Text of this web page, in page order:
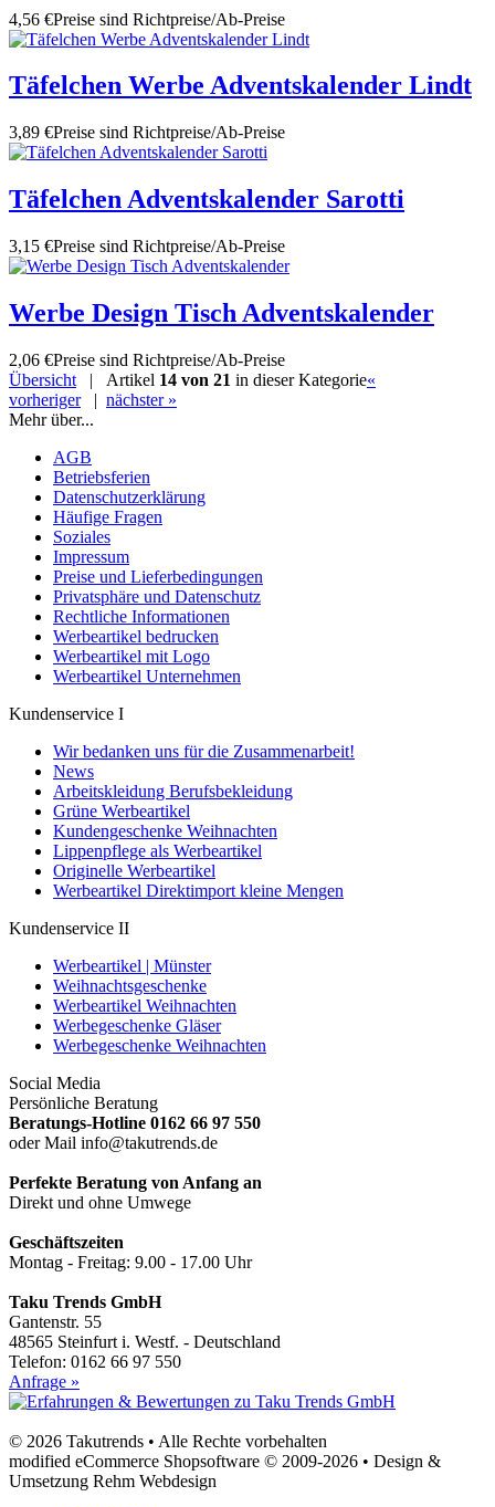
4,56 €Preise sind Richtpreise/Ab-Preise
Täfelchen Werbe Adventskalender Lindt
3,89 €Preise sind Richtpreise/Ab-Preise
Täfelchen Adventskalender Sarotti
3,15 €Preise sind Richtpreise/Ab-Preise
Werbe Design Tisch Adventskalender
2,06 €Preise sind Richtpreise/Ab-Preise
Übersicht | Artikel 14 von 21 in dieser Kategorie«
vorheriger| nächster »
Mehr über...
AGB
Betriebsferien
Datenschutzerklärung
Häufige Fragen
Soziales
Impressum
Preise und Lieferbedingungen
Privatsphäre und Datenschutz
Rechtliche Informationen
Werbeartikel bedrucken
Werbeartikel mit Logo
Werbeartikel Unternehmen
Kundenservice I
Wir bedanken uns für die Zusammenarbeit!
News
Arbeitskleidung Berufsbekleidung
Grüne Werbeartikel
Kundengeschenke Weihnachten
Lippenpflege als Werbeartikel
Originelle Werbeartikel
Werbeartikel Direktimport kleine Mengen
Kundenservice II
Werbeartikel | Münster
Weihnachtsgeschenke
Werbeartikel Weihnachten
Werbegeschenke Gläser
Werbegeschenke Weihnachten
Social Media
Persönliche Beratung
Beratungs-Hotline 0162 66 97 550
oder Mail info@takutrends.de
Perfekte Beratung von Anfang an
Direkt und ohne Umwege
Geschäftszeiten
Montag - Freitag: 9.00 - 17.00 Uhr
Taku Trends GmbH
Gantenstr. 55
48565 Steinfurt i. Westf. - Deutschland
Telefon: 0162 66 97 550
Anfrage »
© 2026 Takutrends • Alle Rechte vorbehalten
modified eCommerce Shopsoftware © 2009-2026 • Design &
Umsetzung Rehm Webdesign